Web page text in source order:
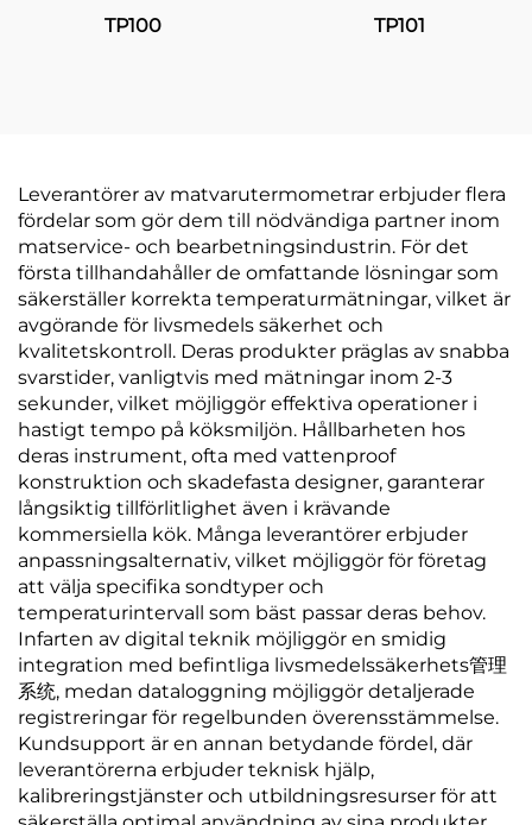
TP100 TP101
Leverantörer av matvarutermometrar erbjuder flera
fördelar som gör dem till nödvändiga partner inom
matservice- och bearbetningsindustrin. För det
första tillhandahåller de omfattande lösningar som
säkerställer korrekta temperaturmätningar, vilket är
avgörande för livsmedels säkerhet och
kvalitetskontroll. Deras produkter präglas av snabba
svarstider, vanligtvis med mätningar inom 2-3
sekunder, vilket möjliggör effektiva operationer i
hastigt tempo på köksmiljön. Hållbarheten hos
deras instrument, ofta med vattenproof
konstruktion och skadefasta designer, garanterar
långsiktig tillförlitlighet även i krävande
kommersiella kök. Många leverantörer erbjuder
anpassningsalternativ, vilket möjliggör för företag
att välja specifika sondtyper och
temperaturintervall som bäst passar deras behov.
Infarten av digital teknik möjliggör en smidig
integration med befintliga livsmedelssäkerhets管理
系统, medan dataloggning möjliggör detaljerade
registreringar för regelbunden överensstämmelse.
Kundsupport är en annan betydande fördel, där
leverantörerna erbjuder teknisk hjälp,
kalibreringstjänster och utbildningsresurser för att